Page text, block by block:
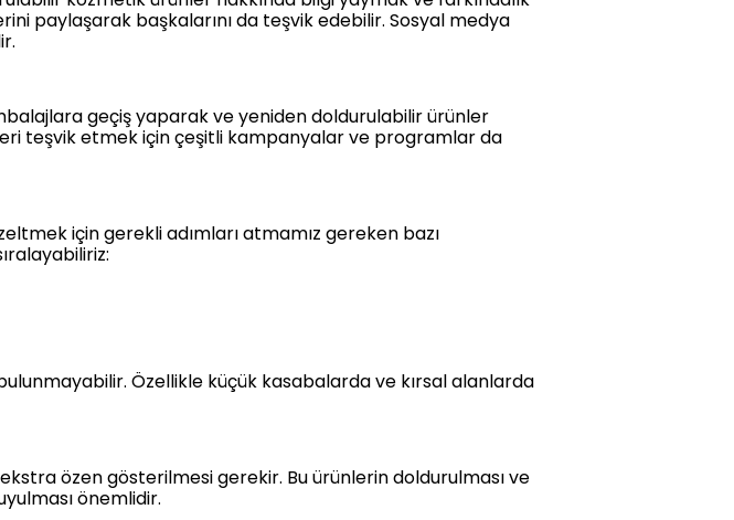
paylaşarak başkalarını da teşvik edebilir. Sosyal medya
geçiş yaparak ve yeniden doldurulabilir ürünler
teşvik etmek için çeşitli kampanyalar ve programlar da
için gerekli adımları atmamız gereken bazı
Özellikle küçük kasabalarda ve kırsal alanlarda
özen gösterilmesi gerekir. Bu ürünlerin doldurulması ve
önemlidir.